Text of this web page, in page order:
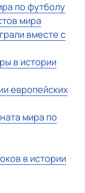
по футболу
мира
вместе с
в истории
европейских
мира по
в истории